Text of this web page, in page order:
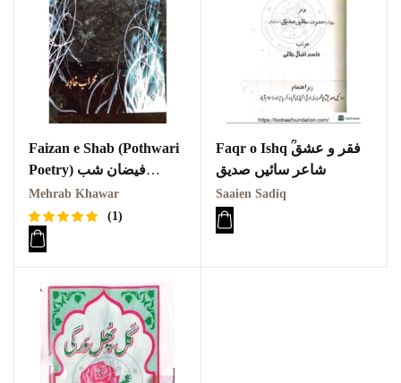
Faizan e Shab (Pothwari
Poetry) فیضان شب
محراب خاور
Mehrab Khawar
Rated
5.00
of 5
1
customer
rating
(1)
Faqr o Ishq ؒفقر و عشق
شاعر سائیں صدیق
Saaien Sadiq